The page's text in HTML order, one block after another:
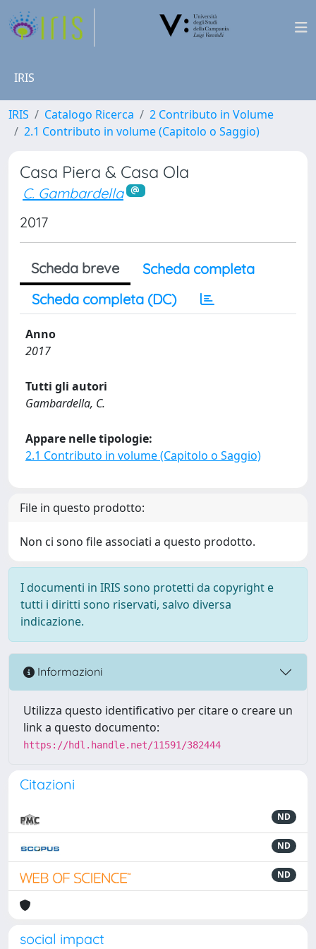
IRIS
IRIS Catalogo Ricerca
2 Contributo in Volume
2.1 Contributo in volume (Capitolo o Saggio)
Casa Piera & Casa Ola
C. Gambardella
2017
Scheda breve
Scheda completa
Scheda completa (DC)
Anno
2017
Tutti gli autori
Gambardella, C.
Appare nelle tipologie:
2.1 Contributo in volume (Capitolo o Saggio)
File in questo prodotto:
Non ci sono file associati a questo prodotto.
I documenti in IRIS sono protetti da copyright e
tutti i diritti sono riservati, salvo diversa
indicazione.
Informazioni
Utilizza questo identificativo per citare o creare un
link a questo documento:
https://hdl.handle.net/11591/382444
Citazioni
ND
ND
ND
social impact